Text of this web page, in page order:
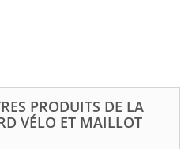
PRODUITS DE LA
VÉLO ET MAILLOT